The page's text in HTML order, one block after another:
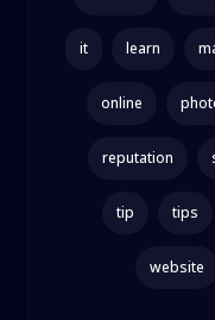
it learn
online
reputation
tip tips
website